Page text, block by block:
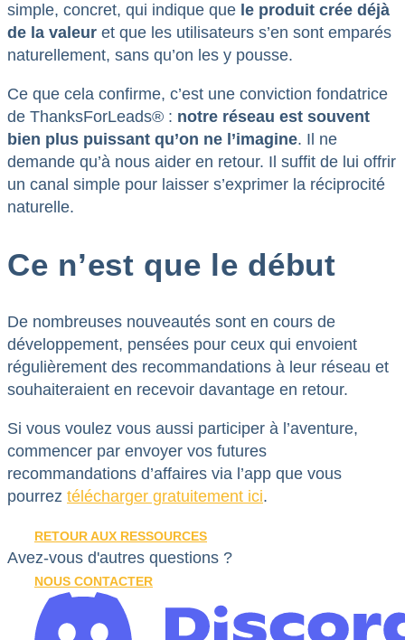
simple, concret, qui indique que le produit crée déjà
de la valeur et que les utilisateurs s’en sont emparés
naturellement, sans qu’on les y pousse.
Ce que cela confirme, c’est une conviction fondatrice
de ThanksForLeads® : notre réseau est souvent
bien plus puissant qu’on ne l’imagine. Il ne
demande qu’à nous aider en retour. Il suffit de lui offrir
un canal simple pour laisser s’exprimer la réciprocité
naturelle.
Ce n’est que le début
De nombreuses nouveautés sont en cours de
développement, pensées pour ceux qui envoient
régulièrement des recommandations à leur réseau et
souhaiteraient en recevoir davantage en retour.
Si vous voulez vous aussi participer à l’aventure,
commencer par envoyer vos futures
recommandations d’affaires via l’app que vous
pourrez télécharger gratuitement ici.
RETOUR AUX RESSOURCES
Avez-vous d'autres questions ?
NOUS CONTACTER